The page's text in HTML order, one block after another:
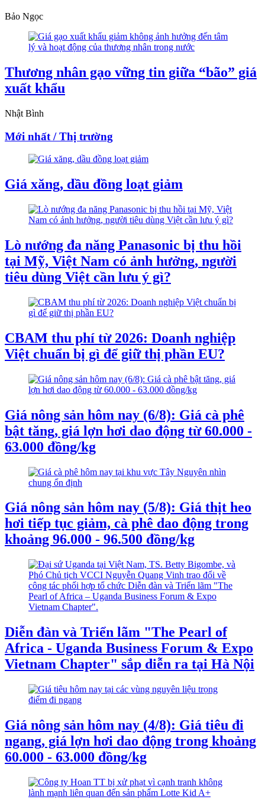
Bảo Ngọc
Thương nhân gạo vững tin giữa “bão” giá
xuất khẩu
Nhật Bình
Mới nhất / Thị trường
Giá xăng, dầu đồng loạt giảm
Lò nướng đa năng Panasonic bị thu hồi
tại Mỹ, Việt Nam có ảnh hưởng, người
tiêu dùng Việt cần lưu ý gì?
CBAM thu phí từ 2026: Doanh nghiệp
Việt chuẩn bị gì để giữ thị phần EU?
Giá nông sản hôm nay (6/8): Giá cà phê
bật tăng, giá lợn hơi dao động từ 60.000 -
63.000 đồng/kg
Giá nông sản hôm nay (5/8): Giá thịt heo
hơi tiếp tục giảm, cà phê dao động trong
khoảng 96.000 - 96.500 đồng/kg
Diễn đàn và Triển lãm "The Pearl of
Africa - Uganda Business Forum & Expo
Vietnam Chapter" sắp diễn ra tại Hà Nội
Giá nông sản hôm nay (4/8): Giá tiêu đi
ngang, giá lợn hơi dao động trong khoảng
60.000 - 63.000 đồng/kg